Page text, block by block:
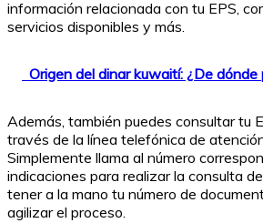
información relacionada con tu EPS,
servicios disponibles y más.
Origen del dinar kuwaití: ¿De dónde
Además, también puedes consultar tu
través de la línea telefónica de
Simplemente llama al número
indicaciones para realizar la consulta
tener a la mano tu número de
agilizar el proceso.